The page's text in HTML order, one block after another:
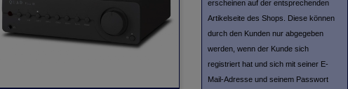
erscheinen auf der entsprechenden
Artikelseite des Shops. Diese können
durch den Kunden nur abgegeben
werden, wenn der Kunde sich
registriert hat und sich mit seiner E-
Mail-Adresse und seinem Passwort